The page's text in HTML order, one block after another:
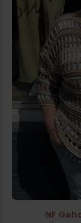
NF